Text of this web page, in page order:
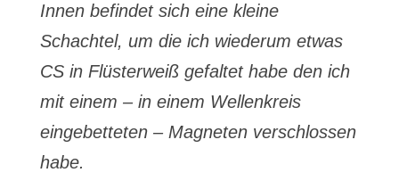
Innen befindet sich eine kleine
Schachtel, um die ich wiederum etwas
CS in Flüsterweiß gefaltet habe den ich
mit einem – in einem Wellenkreis
eingebetteten – Magneten verschlossen
habe.